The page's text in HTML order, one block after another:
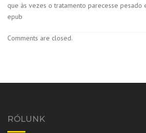
que às vezes o tratamento parecesse pesado
epub
Comments are closed.
RÓLUNK